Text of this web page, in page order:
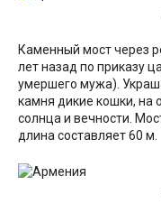
Каменный мост через
лет назад по приказу
умершего мужа).
камня дикие кошки, на
солнца и вечности.
длина составляет 60 м.